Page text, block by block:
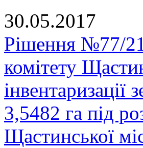
30.05.2017
Рішення №77/
комітету
3,5482 га під
Щастинської